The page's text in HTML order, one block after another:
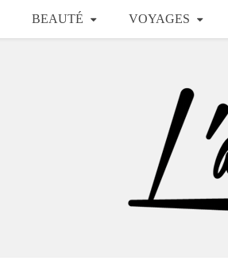
BEAUTÉ VOYAGES